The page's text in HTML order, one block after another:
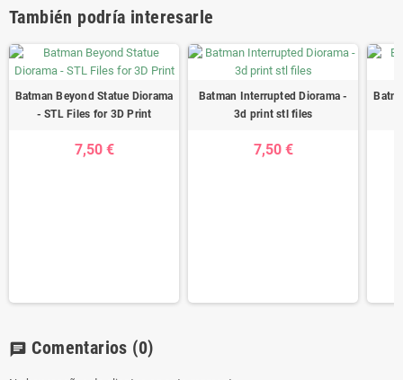
También podría interesarle
Batman Beyond Statue Diorama
- STL Files for 3D Print
7,50 €
Batman Interrupted Diorama -
3d print stl files
7,50 €
chat Comentarios (0)